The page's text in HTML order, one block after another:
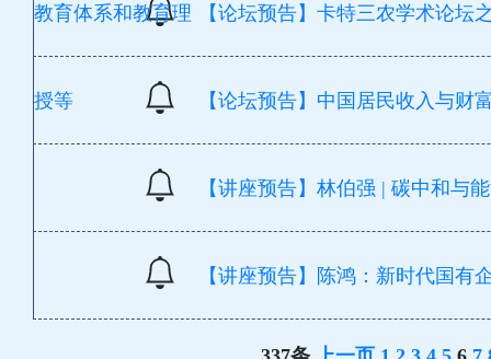
教育体系和教育理 【论坛预告】卡特三农学术论坛
授等 【论坛预告】中国居民收入与财
【讲座预告】林伯强 | 碳中和与
【讲座预告】陈鸿：新时代国有